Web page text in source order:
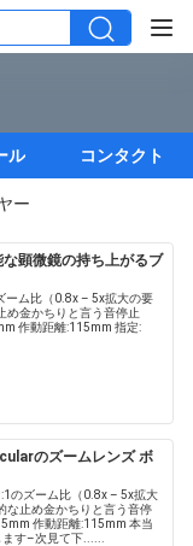
ル コンタクト
ー
顕微鏡の持ち上がるブ
ーム比（0.8x – 5x拡大の要
め金かちりと言う音停止
作動距離:115mm 指定:
のズームレンズ ボ
のズーム比（0.8x – 5x拡大
な止め金かちりと言う音停
作動距離:115mm 本当
す–次見て下......